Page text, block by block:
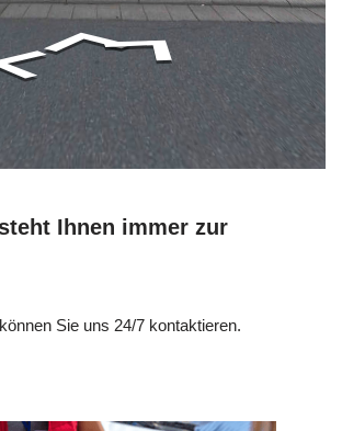
Ihnen immer zur
Sie uns 24/7 kontaktieren.